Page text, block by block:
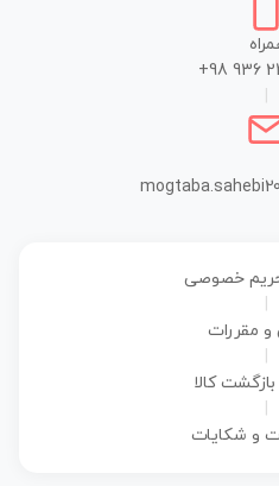
+98 936
خصوصی
و مقررات
کالا
و شکایات